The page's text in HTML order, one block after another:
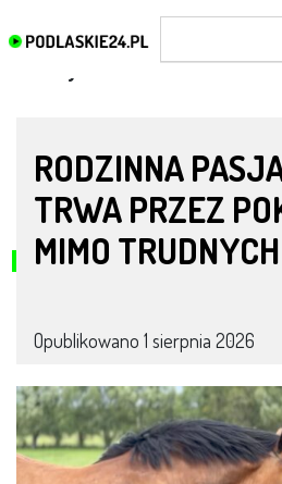
RODZINNA
TRWA PRZEZ
MIMO
Opublikowano 1 sierpnia 2026